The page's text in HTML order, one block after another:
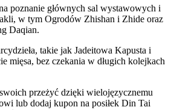
poznanie głównych sal wystawowych i
w tym Ogrodów Zhishan i Zhide oraz
Daqian.
takie jak Jadeitowa Kapusta i
mięsa, bez czekania w długich kolejkach
przeżyć dzięki wielojęzycznemu
lub dodaj kupon na posiłek Din Tai